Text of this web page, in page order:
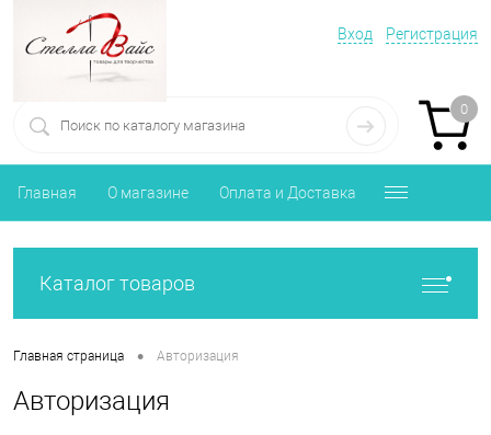
Вход Регистрация
0
Главная О магазине Оплата и Доставка
Каталог товаров
Главная страница • Авторизация
Авторизация